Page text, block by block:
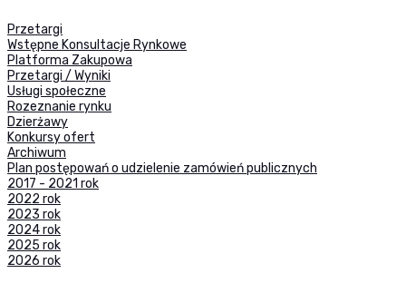
Przetargi
Wstępne Konsultacje Rynkowe
Platforma Zakupowa
Przetargi / Wyniki
Usługi społeczne
Rozeznanie rynku
Dzierżawy
Konkursy ofert
Archiwum
Plan postępowań o udzielenie zamówień publicznych
2017 - 2021 rok
2022 rok
2023 rok
2024 rok
2025 rok
2026 rok